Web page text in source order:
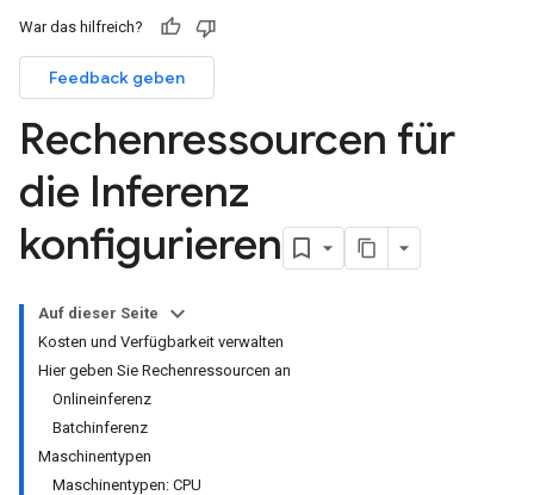
War das hilfreich?
Feedback geben
Rechenressourcen für
die Inferenz
konfigurieren
Auf dieser Seite
Kosten und Verfügbarkeit verwalten
Hier geben Sie Rechenressourcen an
Onlineinferenz
Batchinferenz
Maschinentypen
Maschinentypen: CPU